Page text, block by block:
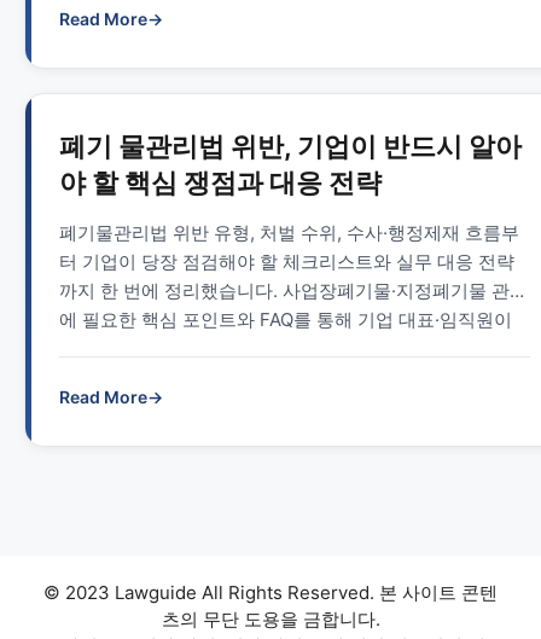
Read More→
폐기 물관리법 위반, 기업이 반드시 알아
야 할 핵심 쟁점과 대응 전략
폐기물관리법 위반 유형, 처벌 수위, 수사·행정제재 흐름부
터 기업이 당장 점검해야 할 체크리스트와 실무 대응 전략
까지 한 번에 정리했습니다. 사업장폐기물·지정폐기물 관리
에 필요한 핵심 포인트와 FAQ를 통해 기업 대표·임직원이
Read More→
© 2023 Lawguide All Rights Reserved. 본 사이트 콘텐
츠의 무단 도용을 금합니다.